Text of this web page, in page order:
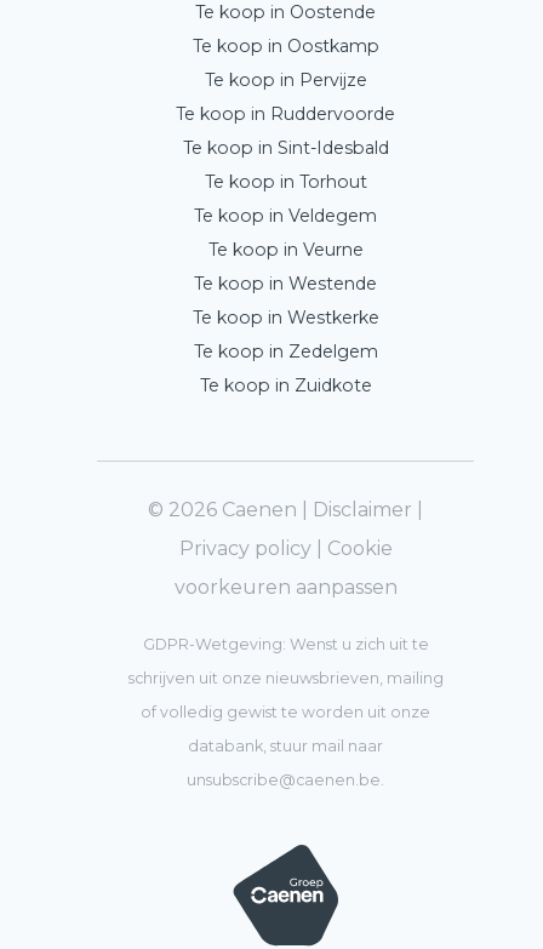
Te koop in Oostende
Te koop in Oostkamp
Te koop in Pervijze
Te koop in Ruddervoorde
Te koop in Sint-Idesbald
Te koop in Torhout
Te koop in Veldegem
Te koop in Veurne
Te koop in Westende
Te koop in Westkerke
Te koop in Zedelgem
Te koop in Zuidkote
© 2026 Caenen | Disclaimer
Privacy policy| Cookie
voorkeuren aanpassen
GDPR-Wetgeving: Wenst u zich uit te
schrijven uit onze nieuwsbrieven, mailing
of volledig gewist te worden uit onze
databank, stuur mail naar
unsubscribe@caenen.be.